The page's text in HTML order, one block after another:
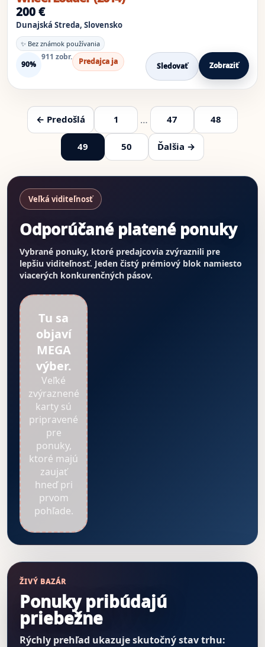
200 €
Dunajská Streda, Slovensko
✨ Bez známok používania
90%
911 zobr. Predajca ja Sledovať Zobraziť
← Predošlá 1 … 47 48
49 50 Ďalšia →
Veľká viditeľnosť
Odporúčané platené ponuky
Vybrané ponuky, ktoré predajcovia zvýraznili pre
lepšiu viditeľnosť. Jeden čistý prémiový blok namiesto
viacerých konkurenčných pásov.
Tu sa
objaví
MEGA
výber.
Veľké
zvýraznené
karty sú
pripravené
pre
ponuky,
ktoré majú
zaujať
hneď pri
prvom
pohľade.
ŽIVÝ BAZÁR
Ponuky pribúdajú
priebežne
Rýchly prehľad ukazuje skutočný stav trhu: